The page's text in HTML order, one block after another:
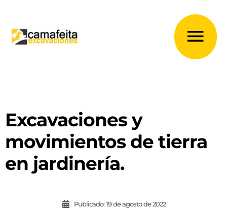
contenido
Excavaciones y
movimientos de tierra
en jardinería.
Publicado: 19 de agosto de 2022